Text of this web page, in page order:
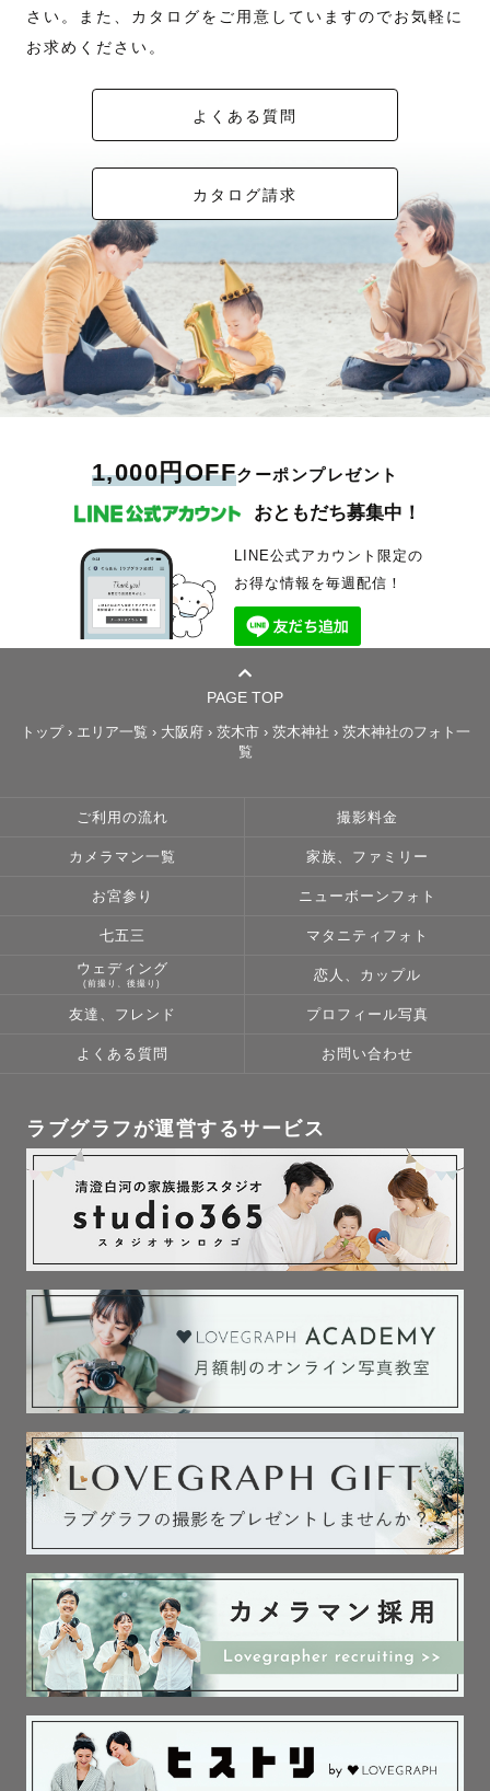
さい。また、カタログをご用意していますのでお気軽に
お求めください。
よくある質問
カタログ請求
1,000円OFFクーポンプレゼント
おともだち募集中！
LINE公式アカウント限定の
お得な情報を毎週配信！
PAGE TOP
トップ› エリア一覧 › 大阪府› 茨木市› 茨木神社 › 茨木神社のフォト一
覧
ご利用の流れ 撮影料金
カメラマン一覧 家族、ファミリー
お宮参り ニューボーンフォト
七五三 マタニティフォト
ウェディング
(前撮り、後撮り)
恋人、カップル
友達、フレンド プロフィール写真
よくある質問 お問い合わせ
ラブグラフが運営するサービス